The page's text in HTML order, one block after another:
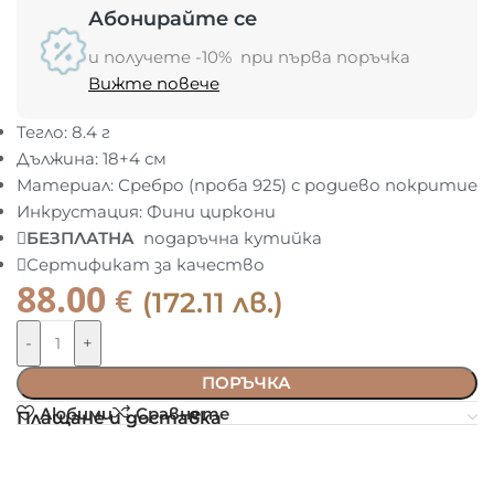
Абонирайте се
и получете -10% при първа поръчка
Вижте повече
Тегло: 8.4 г
Дължина: 18+4 см
Материал: Сребро (проба 925) с родиево покритие
Инкрустация: Фини циркони
БЕЗПЛАТНА подаръчна кутийка
Сертификат за качество
88.00 € (172.11 лв.)
-
+
ПОРЪЧКА
Любими
Сравнете
Плащане и доставка